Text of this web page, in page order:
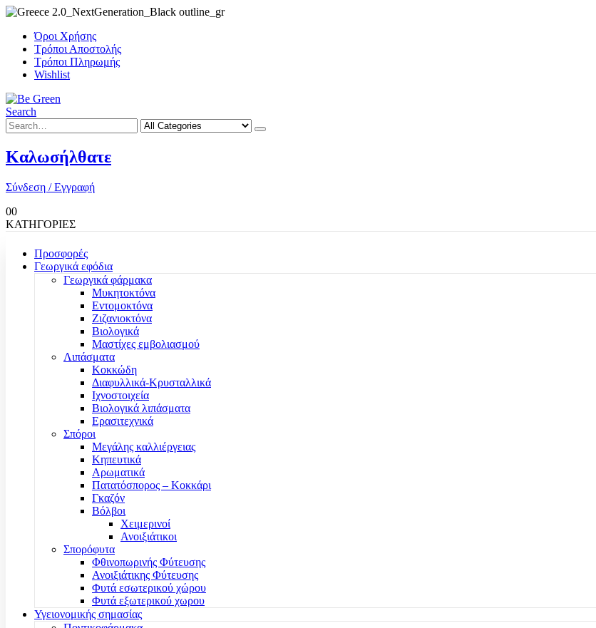
Όροι Χρήσης
Τρόποι Αποστολής
Τρόποι Πληρωμής
Wishlist
Search
Καλωσήλθατε
Σύνδεση / Εγγραφή
00
ΚΑΤΗΓΟΡΙΕΣ
Προσφορές
Γεωργικά εφόδια
Γεωργικά φάρμακα
Μυκητοκτόνα
Εντομοκτόνα
Ζιζανιοκτόνα
Βιολογικά
Μαστίχες εμβολιασμού
Λιπάσματα
Κοκκώδη
Διαφυλλικά-Κρυσταλλικά
Ιχνοστοιχεία
Βιολογικά λιπάσματα
Ερασιτεχνικά
Σπόροι
Μεγάλης καλλιέργειας
Κηπευτικά
Αρωματικά
Πατατόσπορος – Κοκκάρι
Γκαζόν
Βόλβοι
Χειμερινοί
Ανοιξιάτικοι
Σπορόφυτα
Φθινοπωρινής Φύτευσης
Ανοιξιάτικης Φύτευσης
Φυτά εσωτερικού χώρου
Φυτά εξωτερικού χωρου
Υγειονομικής σημασίας